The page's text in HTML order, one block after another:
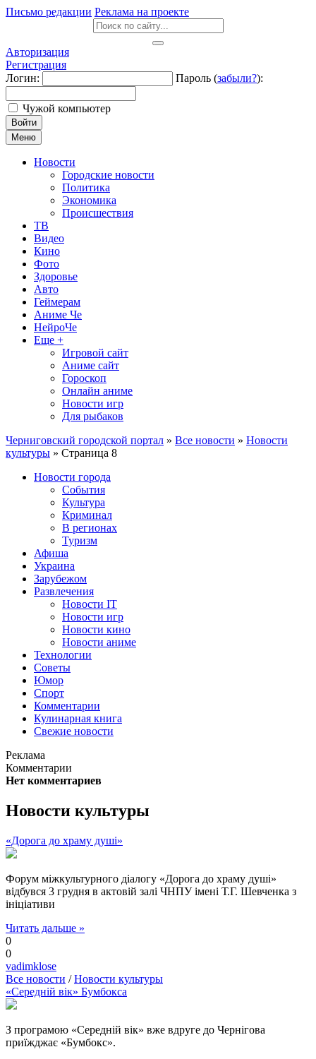
Письмо редакции Реклама на проекте
Авторизация
Регистрация
Логин:
Пароль (забыли?):
Чужой компьютер
Войти
Меню
Новости
Городские новости
Политика
Экономика
Происшествия
ТВ
Видео
Кино
Фото
Здоровье
Авто
Геймерам
Аниме Че
НейроЧе
Еще +
Игровой сайт
Аниме сайт
Гороскоп
Онлайн аниме
Новости игр
Для рыбаков
Черниговский городской портал » Все новости » Новости
культуры » Страница 8
Новости города
События
Культура
Криминал
В регионах
Туризм
Афиша
Украина
Зарубежом
Развлечения
Новости IT
Новости игр
Новости кино
Новости аниме
Технологии
Советы
Юмор
Спорт
Комментарии
Кулинарная книга
Свежие новости
Реклама
Комментарии
Нет комментариев
Новости культуры
«Дорога до храму душі»
Форум міжкультурного діалогу «Дорога до храму душі»
відбувся 3 грудня в актовій залі ЧНПУ імені Т.Г. Шевченка з
ініціативи
Читать дальше »
0
0
vadimklose
Все новости /Новости культуры
«Середній вік» Бумбокса
З програмою «Середній вік» вже вдруге до Чернігова
приїжджає «Бумбокс».